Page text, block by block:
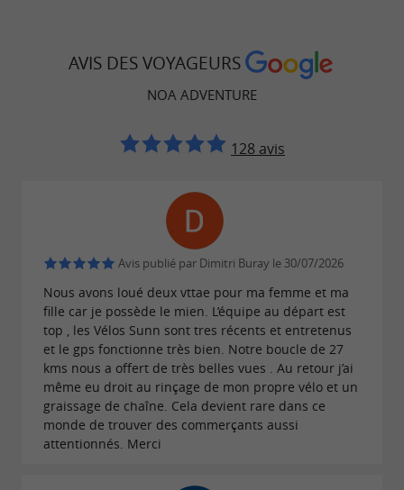
moniteur diplômé d'état qui adaptera la
randonnée en fonction de vos envies et de
(casques, gants, VTT tout
suspendus, GPS ou moniteur)
par personne.
VTT électrique:Idéals pour les passionnées
de vtt, lesvtt électriquespermettent de
conquérir les pentes et les chemins les plus
difficiles sans effort excessif. Que vous soyez
débutant ou expérimenté, ces vélos sont
parfaits pour les balades en montagne et les
AVIS DES VOYAGEURS
NOA ADVENTURE
128 avis
Avis publié par Dimitri Buray le 30/07/2026
Nous avons loué deux vttae pour ma femme et ma
fille car je possède le mien. L’équipe au départ est
top , les Vélos Sunn sont tres récents et entretenus
et le gps fonctionne très bien. Notre boucle de 27
kms nous a offert de très belles vues . Au retour j’ai
même eu droit au rinçage de mon propre vélo et un
graissage de chaîne. Cela devient rare dans ce
monde de trouver des commerçants aussi
attentionnés. Merci